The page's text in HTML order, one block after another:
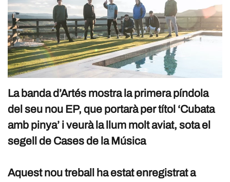
La banda d’Artés mostra la primera píndola
del seu nou EP, que portarà per títol ‘Cubata
amb pinya’ i veurà la llum molt aviat, sota el
segell de Cases de la Música
Aquest nou treball ha estat enregistrat a